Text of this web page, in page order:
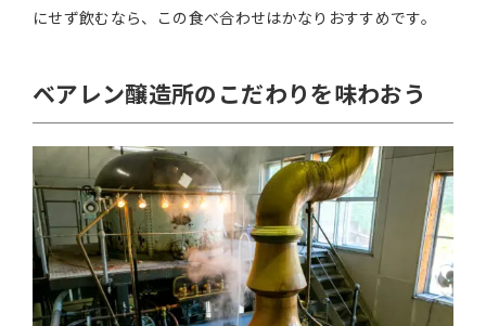
にせず飲むなら、この食べ合わせはかなりおすすめです。
ベアレン醸造所のこだわりを味わおう